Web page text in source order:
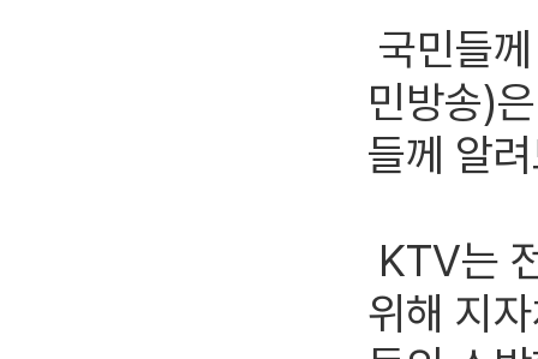
국민들
민방송)
들께 알
KTV는
위해 지